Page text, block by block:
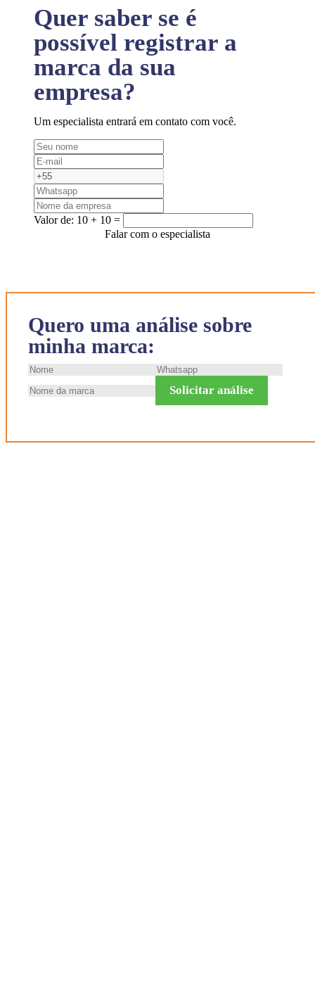
Quero uma análise sobre
minha marca:
Solicitar análise
Quer saber se é
possível registrar a
marca da sua
empresa?
Um especialista entrará em contato com você.
Valor de: 10 + 10 =
Falar com o especialista